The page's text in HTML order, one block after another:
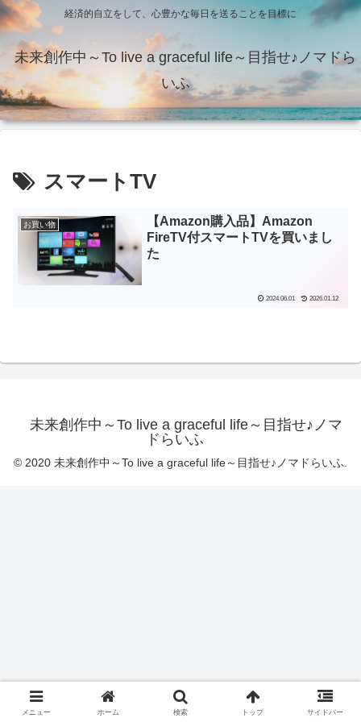
経済的自立をして、心豊かな毎日を送ることを目標に
未来創作中～To live a graceful life～目指せ♪ノマドら
いふ
スマートTV
お買い物
【Amazon購入品】Amazon
FireTV付スマートTVを買いまし
た
2024.06.01 2026.01.12
未来創作中～To live a graceful life～目指せ♪ノマ
ドらいふ
© 2020 未来創作中～To live a graceful life～目指せ♪ノマドらいふ.
メニュー ホーム 検索 トップ サイドバー